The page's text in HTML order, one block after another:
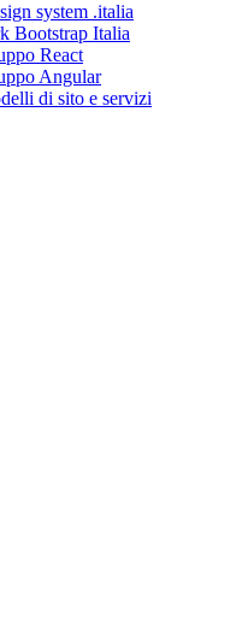
system .italia
Bootstrap Italia
React
Angular
di sito e servizi